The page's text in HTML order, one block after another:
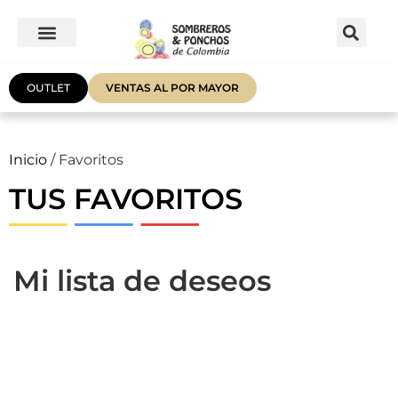
OUTLET VENTAS AL POR MAYOR
Inicio / Favoritos
TUS FAVORITOS
Mi lista de deseos